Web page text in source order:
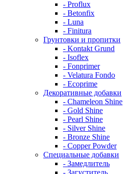
- Proflux
- Betonfix
- Luna
- Finitura
Грунтовки и пропитки
- Kontakt Grund
- Isoflex
- Fonprimer
- Velatura Fondo
- Ecoprime
Декоративные добавки
- Chameleon Shine
- Gold Shine
- Pearl Shine
- Silver Shine
- Bronze Shine
- Copper Powder
Специальные добавки
- Замедлитель
- Загуститель